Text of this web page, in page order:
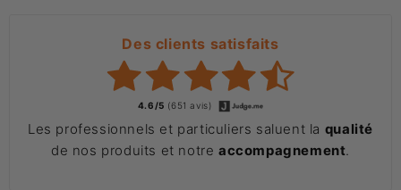
Des clients satisfaits
4.6/5 (651 avis)
Les professionnels et particuliers saluent la qualité
de nos produits et notre accompagnement.